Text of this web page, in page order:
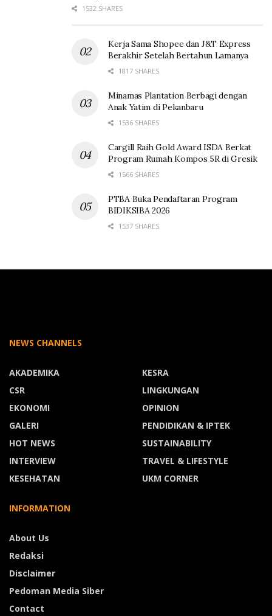
1532 SHARES
Kerja Sama Shopee dan J&T Express
Berakhir Setelah Bertahun Lamanya
1817 SHARES
Minamas Plantation Berbagi dengan
Anak Yatim di Pekanbaru
1536 SHARES
Cargill Raih Gold Award ISDA Berkat
Program Rumah Kompos 5R di Gresik
1566 SHARES
PTBA Buka Pendaftaran Program
BIDIKSIBA 2026
1537 SHARES
NEWS CHANNELS
AKADEMIKA
CSR
EKONOMI
GALERI
HOT NEWS
INTERVIEW
KESEHATAN
KESRA
LINGKUNGAN
OPINION
PENDIDIKAN & IPTEK
SUSTAINABILITY
TRAVEL & LIFESTYLE
UKM CORNER
INFORMATION
About Us
Redaksi
Disclaimer
Pedoman Media Siber
Contact